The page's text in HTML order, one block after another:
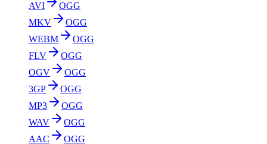
AVI
OGG
MKV
OGG
WEBM
OGG
FLV
OGG
OGV
OGG
3GP
OGG
MP3
OGG
WAV
OGG
AAC
OGG